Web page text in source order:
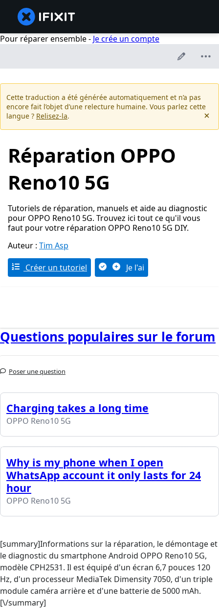
Pour réparer ensemble - Je crée un compte
Cette traduction a été générée automatiquement et n’a pas
encore fait l’objet d’une relecture humaine. Vous parlez cette
langue ? Relisez-la.
Réparation OPPO
Reno10 5G
Tutoriels de réparation, manuels et aide au diagnostic
pour OPPO Reno10 5G. Trouvez ici tout ce qu'il vous
faut pour votre réparation OPPO Reno10 5G DIY.
Auteur : Tim Asp
Créer un tutoriel Je l'ai
Questions populaires sur le forum
Poser une question
Charging takes a long time
OPPO Reno10 5G
Why is my phone when I open
WhatsApp account it only lasts for 24
hour
OPPO Reno10 5G
[summary]Informations sur la réparation, le démontage et
le diagnostic du smartphone Android OPPO Reno10 5G,
modèle CPH2531. Il est équipé d'un écran 6,7 pouces 120
Hz, d'un processeur MediaTek Dimensity 7050, d'un triple
module caméra arrière et d'une batterie de 5000 mAh.
[\/summary]